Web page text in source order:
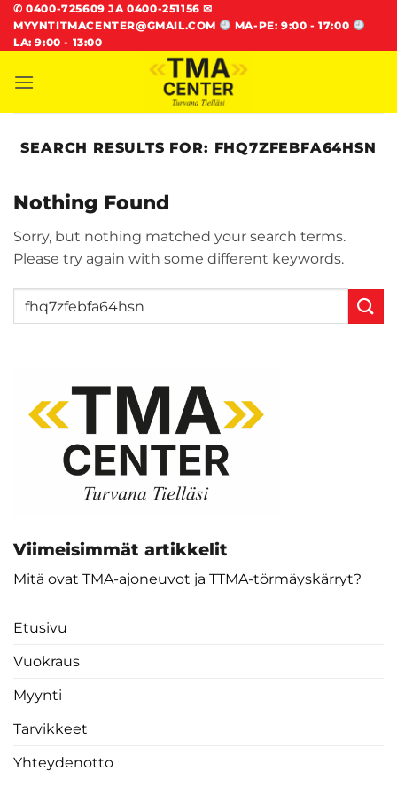
Skip
to
content
✆ 0400-725609 JA 0400-251156✉
MYYNTITMACENTER@GMAIL.COM
MA-PE: 9:00 - 17:00
LA: 9:00 - 13:00
SEARCH RESULTS FOR: FHQ7ZFEBFA64HSN
Nothing Found
Sorry, but nothing matched your search terms.
Please try again with some different keywords.
Viimeisimmät artikkelit
Mitä ovat TMA-ajoneuvot ja TTMA-törmäyskärryt?
Etusivu
Vuokraus
Myynti
Tarvikkeet
Yhteydenotto